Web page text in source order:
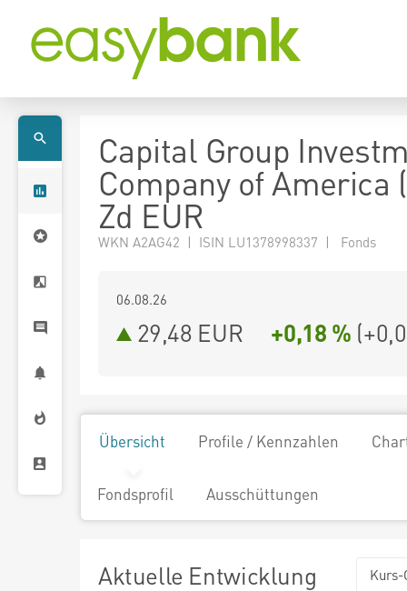
Capital Group
Company of America
Zd EUR
WKN A2AG42 | ISIN LU1378998337 | Fonds
06.08.26
29,48 EUR +0,18 % (
Übersicht Profile / Kennzahlen
Fondsprofil Ausschüttungen
Aktuelle Entwicklung Kurs-